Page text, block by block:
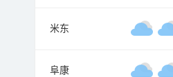
米东
阜康